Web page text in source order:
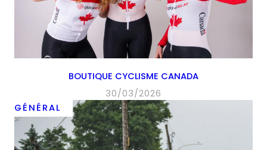
BOUTIQUE CYCLISME CANADA
30/03/2026
GÉNÉRAL